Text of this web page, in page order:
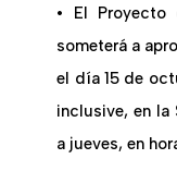
• El Proyecto
someterá a
el día 15 de
inclusive, en la
a jueves, en